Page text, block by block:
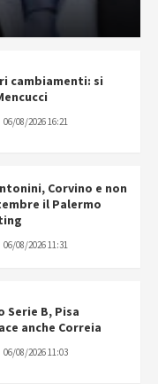
cambiamenti: si
06/08/2026 16:21
Corvino e non
il Palermo
06/08/2026 11:31
Serie B, Pisa
anche Correia
06/08/2026 11:03